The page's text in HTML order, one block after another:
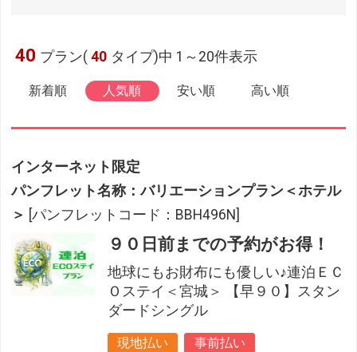
40 プラン( 40 タイプ)中 1～20件表示
新着順 人気順 安い順 高い順
インターネット限定
パンフレット名称：バリエーションプラン＜ホテル
＞ [パンフレットコード：BBH496N]
９０日前までの予約がお得！
地球にもお財布にも優しい♪連泊ＥＣ
Ｏステイ＜宮城＞ 【早９０】スタン
ダードシングル
現地払い
事前払い